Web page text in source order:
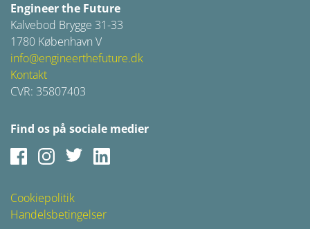
Engineer the Future
Kalvebod Brygge 31-33
1780 København V
info@engineerthefuture.dk
Kontakt
CVR: 35807403
Find os på sociale medier
FacebookInstagram
Twitter
Cookiepolitik
Handelsbetingelser